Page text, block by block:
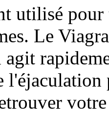
utilisé
Le
l'éjaculation